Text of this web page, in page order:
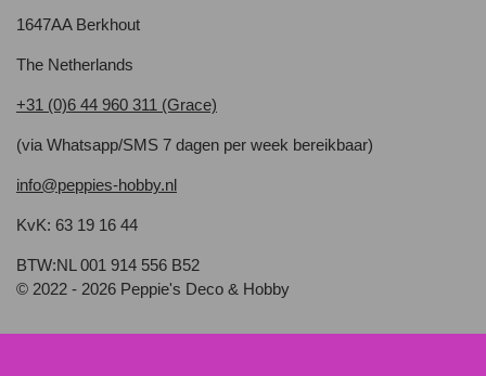
1647AA Berkhout
The Netherlands
+31 (0)6 44 960 311 (Grace)
(via Whatsapp/SMS 7 dagen per week bereikbaar)
info@peppies-hobby.nl
KvK: 63 19 16 44
BTW:NL 001 914 556 B52
© 2022 - 2026 Peppie's Deco & Hobby